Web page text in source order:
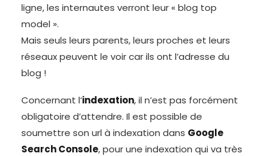
ligne, les internautes verront leur « blog top
model ».
Mais seuls leurs parents, leurs proches et leurs
réseaux peuvent le voir car ils ont l’adresse du
blog !
Concernant l’indexation, il n’est pas forcément
obligatoire d’attendre. Il est possible de
soumettre son url à indexation dans Google
Search Console, pour une indexation qui va très